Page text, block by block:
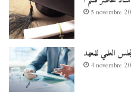
5 novembre
العلمي للمعهد
4 novembre